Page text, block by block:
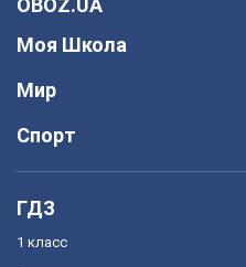
OBOZ.UA
Моя Школа
Мир
Спорт
ГДЗ
1 класс